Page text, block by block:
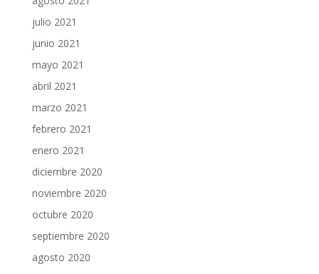
julio 2021
junio 2021
mayo 2021
abril 2021
marzo 2021
febrero 2021
enero 2021
diciembre 2020
noviembre 2020
octubre 2020
septiembre 2020
agosto 2020